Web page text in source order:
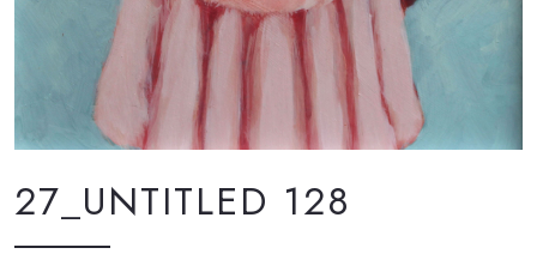
27_UNTITLED 128